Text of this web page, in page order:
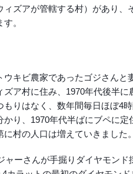
ィズアが管轄する村）があり
。
ウキビ農家であったゴジさん
ズア村に住み、1970年代後半
もりはなく、数年間毎日ほぼ4
かり、1970年代半ばにブペに
村の人口は増えていきました。
ャーさんが手掘りダイヤモン